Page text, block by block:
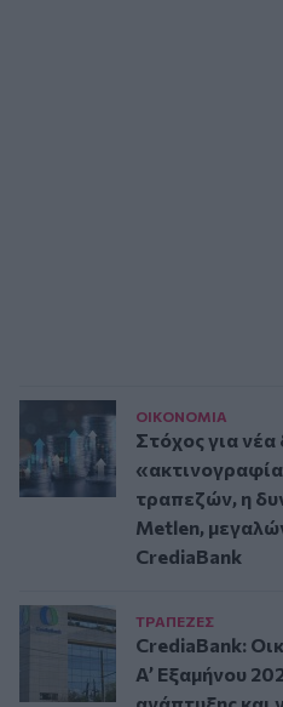
ΟΙΚΟΝΟΜΙΑ
Στόχος για νέα
τραπεζών, η
Metlen,
CrediaBank
ΤΡAΠΕΖΕΣ
CrediaBank:
A’ Εξαμήνου